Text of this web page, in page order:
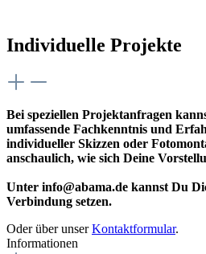
Individuelle Projekte
Bei speziellen Projektanfragen
umfassende Fachkenntnis und
individueller Skizzen oder
anschaulich, wie sich Deine
Unter info@abama.de kannst Du
Verbindung setzen.
Oder über unserKontaktformular.
Informationen